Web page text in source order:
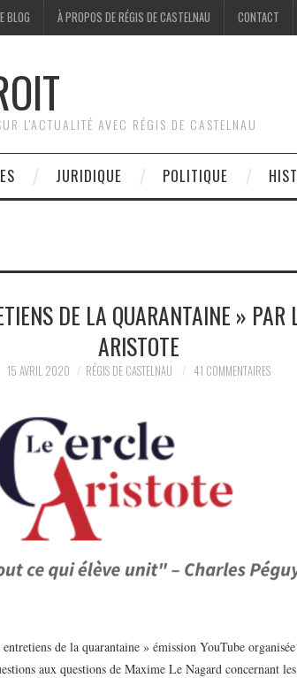
BLOG À PROPOS DE RÉGIS DE CASTELNAU CONTACT
L'ACTUALITÉ AVEC RÉGIS DE CASTELNAU
JURIDIQUE POLITIQUE
DE LA QUARANTAINE » PAR
ARISTOTE
15 AVRIL 2020 RÉGIS DE CASTELNAU 41 COMMENTAIRES
de la quarantaine » émission YouTube
aux questions de Maxime Le Nagard concernant